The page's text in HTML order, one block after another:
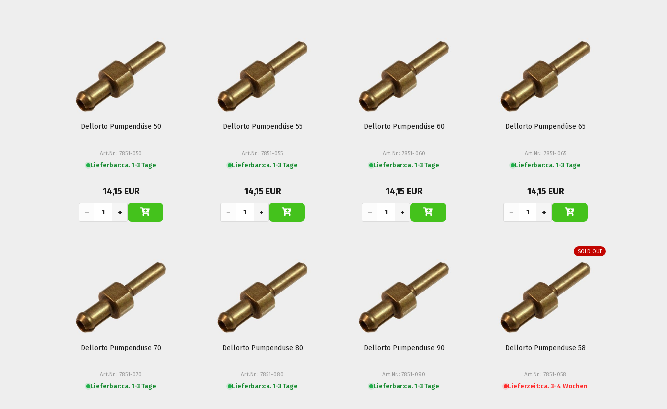
Dellorto Pumpendüse 50
Art.Nr.: 7851-050
Lieferbar:ca. 1-3 Tage
14,15 EUR
− +
Dellorto Pumpendüse 55
Art.Nr.: 7851-055
Lieferbar:ca. 1-3 Tage
14,15 EUR
− +
Dellorto Pumpendüse 60
Art.Nr.: 7851-060
Lieferbar:ca. 1-3 Tage
14,15 EUR
− +
Dellorto Pumpendüse 65
Art.Nr.: 7851-065
Lieferbar:ca. 1-3 Tage
14,15 EUR
− +
Dellorto Pumpendüse 70
Art.Nr.: 7851-070
Lieferbar:ca. 1-3 Tage
Dellorto Pumpendüse 80
Art.Nr.: 7851-080
Lieferbar:ca. 1-3 Tage
Dellorto Pumpendüse 90
Art.Nr.: 7851-090
Lieferbar:ca. 1-3 Tage
SOLD OUT
Dellorto Pumpendüse 58
Art.Nr.: 7851-058
Lieferzeit:ca. 3-4 Wochen